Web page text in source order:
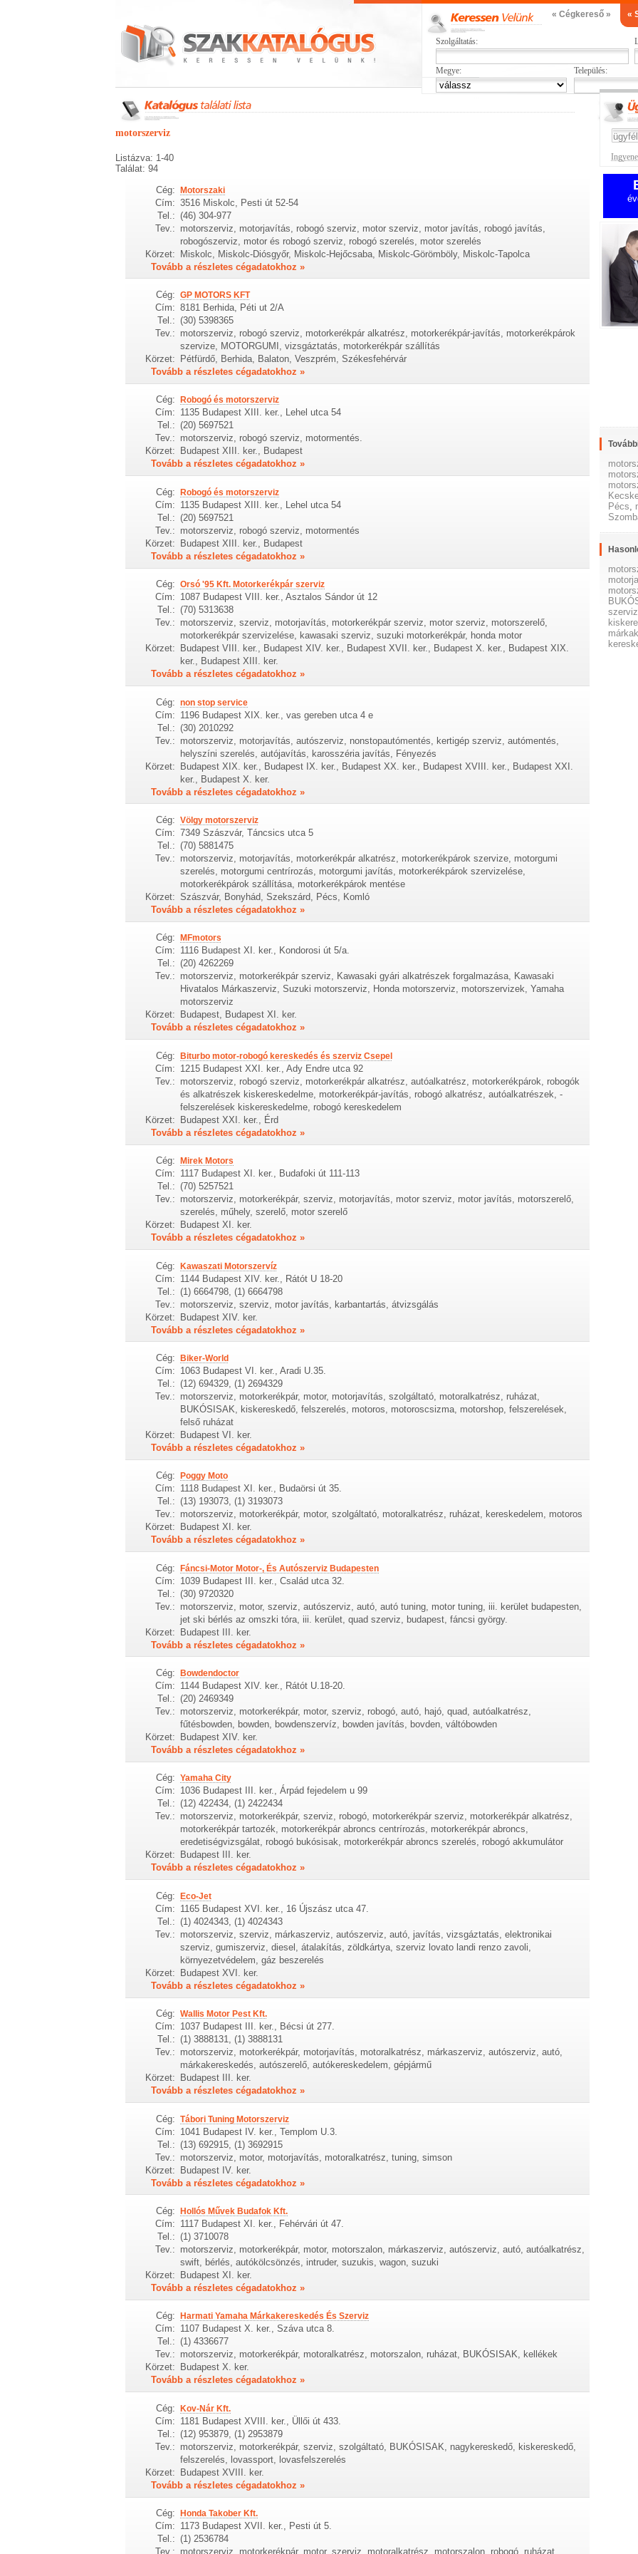
« Cégkereső » «
Szolgáltatás:
Megye: Település:
motorszerviz
Listázva: 1-40
Találat: 94
Cég: Motorszaki
Cím: 3516 Miskolc, Pesti út 52-54
Tel.: (46) 304-977
Tev.: motorszerviz, motorjavítás, robogó szerviz, motor szerviz, motor javítás, robogó javítás,
robogószerviz, motor és robogó szerviz, robogó szerelés, motor szerelés
Körzet: Miskolc, Miskolc-Diósgyőr, Miskolc-Hejőcsaba, Miskolc-Görömböly, Miskolc-Tapolca
Tovább a részletes cégadatokhoz »
Cég: GP MOTORS KFT
Cím: 8181 Berhida, Péti ut 2/A
Tel.: (30) 5398365
Tev.: motorszerviz, robogó szerviz, motorkerékpár alkatrész, motorkerékpár-javítás, motorkerékpárok
szervize, MOTORGUMI, vizsgáztatás, motorkerékpár szállítás
Körzet:
Pétfürdő, Berhida, Balaton, Veszprém, Székesfehérvár
Tovább a részletes cégadatokhoz »
Cég: Robogó és motorszerviz
Cím: 1135 Budapest XIII. ker., Lehel utca 54
Tel.: (20) 5697521
Tev.: motorszerviz, robogó szerviz, motormentés.
Körzet:
Budapest XIII. ker., Budapest
Tovább a részletes cégadatokhoz »
Cég: Robogó és motorszerviz
Cím: 1135 Budapest XIII. ker., Lehel utca 54
Tel.: (20) 5697521
Tev.: motorszerviz, robogó szerviz, motormentés
Körzet:
Budapest XIII. ker., Budapest
Tovább a részletes cégadatokhoz »
Cég: Orsó '95 Kft. Motorkerékpár szerviz
Cím: 1087 Budapest VIII. ker., Asztalos Sándor út 12
Tel.: (70) 5313638
Tev.: motorszerviz, szerviz, motorjavítás, motorkerékpár szerviz, motor szerviz, motorszerelő,
motorkerékpár szervizelése, kawasaki szerviz, suzuki motorkerékpár, honda motor
Körzet:
Budapest VIII. ker., Budapest XIV. ker., Budapest XVII. ker., Budapest X. ker., Budapest XIX.
ker., Budapest XIII. ker.
Tovább a részletes cégadatokhoz »
Cég: non stop service
Cím: 1196 Budapest XIX. ker., vas gereben utca 4 e
Tel.: (30) 2010292
Tev.: motorszerviz, motorjavítás, autószerviz, nonstopautómentés, kertigép szerviz, autómentés,
helyszíni szerelés, autójavítás, karosszéria javítás, Fényezés
Körzet: Budapest XIX. ker., Budapest IX. ker., Budapest XX. ker., Budapest XVIII. ker., Budapest XXI.
ker., Budapest X. ker.
Tovább a részletes cégadatokhoz »
Cég: Völgy motorszerviz
Cím: 7349 Szászvár, Táncsics utca 5
Tel.: (70) 5881475
Tev.: motorszerviz, motorjavítás, motorkerékpár alkatrész, motorkerékpárok szervize, motorgumi
szerelés, motorgumi centrírozás, motorgumi javítás, motorkerékpárok szervizelése,
motorkerékpárok szállítása, motorkerékpárok mentése
Körzet: Szászvár, Bonyhád, Szekszárd, Pécs, Komló
Tovább a részletes cégadatokhoz »
Cég: MFmotors
Cím: 1116 Budapest XI. ker., Kondorosi út 5/a.
Tel.: (20) 4262269
Tev.: motorszerviz, motorkerékpár szerviz, Kawasaki gyári alkatrészek forgalmazása, Kawasaki
Hivatalos Márkaszerviz, Suzuki motorszerviz, Honda motorszerviz, motorszervizek, Yamaha
motorszerviz
Körzet:
Budapest, Budapest XI. ker.
Tovább a részletes cégadatokhoz »
Cég: Biturbo motor-robogó kereskedés és szerviz Csepel
Cím: 1215 Budapest XXI. ker., Ady Endre utca 92
Tev.: motorszerviz, robogó szerviz, motorkerékpár alkatrész, autóalkatrész, motorkerékpárok, robogók
és alkatrészek kiskereskedelme, motorkerékpár-javítás, robogó alkatrész, autóalkatrészek, -
felszerelések kiskereskedelme, robogó kereskedelem
Körzet: Budapest XXI. ker., Érd
Tovább a részletes cégadatokhoz »
Cég: Mirek Motors
Cím: 1117 Budapest XI. ker., Budafoki út 111-113
Tel.: (70) 5257521
Tev.: motorszerviz, motorkerékpár, szerviz, motorjavítás, motor szerviz, motor javítás, motorszerelő,
szerelés, műhely, szerelő, motor szerelő
Körzet:
Budapest XI. ker.
Tovább a részletes cégadatokhoz »
Cég: Kawaszati Motorszervíz
Cím: 1144 Budapest XIV. ker., Rátót U 18-20
Tel.: (1) 6664798, (1) 6664798
Tev.: motorszerviz, szerviz, motor javítás, karbantartás, átvizsgálás
Körzet: Budapest XIV. ker.
Tovább a részletes cégadatokhoz »
Cég: Biker-World
Cím: 1063 Budapest VI. ker., Aradi U.35.
Tel.: (12) 694329, (1) 2694329
Tev.: motorszerviz, motorkerékpár, motor, motorjavítás, szolgáltató, motoralkatrész, ruházat,
BUKÓSISAK, kiskereskedő, felszerelés, motoros, motoroscsizma, motorshop, felszerelések,
felső ruházat
Körzet:
Budapest VI. ker.
Tovább a részletes cégadatokhoz »
Cég: Poggy Moto
Cím: 1118 Budapest XI. ker., Budaörsi út 35.
Tel.: (13) 193073, (1) 3193073
Tev.: motorszerviz, motorkerékpár, motor, szolgáltató, motoralkatrész, ruházat, kereskedelem, motoros
Körzet:
Budapest XI. ker.
Tovább a részletes cégadatokhoz »
Cég: Fáncsi-Motor Motor-, És Autószerviz Budapesten
Cím: 1039 Budapest III. ker., Család utca 32.
Tel.: (30) 9720320
Tev.: motorszerviz, motor, szerviz, autószerviz, autó, autó tuning, motor tuning, iii. kerület budapesten,
jet ski bérlés az omszki tóra, iii. kerület, quad szerviz, budapest, fáncsi györgy.
Körzet: Budapest III. ker.
Tovább a részletes cégadatokhoz »
Cég: Bowdendoctor
Cím: 1144 Budapest XIV. ker., Rátót U.18-20.
Tel.: (20) 2469349
Tev.: motorszerviz, motorkerékpár, motor, szerviz, robogó, autó, hajó, quad, autóalkatrész,
fűtésbowden, bowden, bowdenszervíz, bowden javítás, bovden, váltóbowden
Körzet:
Budapest XIV. ker.
Tovább a részletes cégadatokhoz »
Cég: Yamaha City
Cím: 1036 Budapest III. ker., Árpád fejedelem u 99
Tel.: (12) 422434, (1) 2422434
Tev.: motorszerviz, motorkerékpár, szerviz, robogó, motorkerékpár szerviz, motorkerékpár alkatrész,
motorkerékpár tartozék, motorkerékpár abroncs centrírozás, motorkerékpár abroncs,
eredetiségvizsgálat, robogó bukósisak, motorkerékpár abroncs szerelés, robogó akkumulátor
Körzet:
Budapest III. ker.
Tovább a részletes cégadatokhoz »
Cég: Eco-Jet
Cím: 1165 Budapest XVI. ker., 16 Újszász utca 47.
Tel.: (1) 4024343, (1) 4024343
Tev.: motorszerviz, szerviz, márkaszerviz, autószerviz, autó, javítás, vizsgáztatás, elektronikai
szerviz, gumiszerviz, diesel, átalakítás, zöldkártya, szerviz lovato landi renzo zavoli,
környezetvédelem, gáz beszerelés
Körzet:
Budapest XVI. ker.
Tovább a részletes cégadatokhoz »
Cég: Wallis Motor Pest Kft.
Cím: 1037 Budapest III. ker., Bécsi út 277.
Tel.: (1) 3888131, (1) 3888131
Tev.: motorszerviz, motorkerékpár, motorjavítás, motoralkatrész, márkaszerviz, autószerviz, autó,
márkakereskedés, autószerelő, autókereskedelem, gépjármű
Körzet:
Budapest III. ker.
Tovább a részletes cégadatokhoz »
Cég: Tábori Tuning Motorszerviz
Cím: 1041 Budapest IV. ker., Templom U.3.
Tel.: (13) 692915, (1) 3692915
Tev.: motorszerviz, motor, motorjavítás, motoralkatrész, tuning, simson
Körzet: Budapest IV. ker.
Tovább a részletes cégadatokhoz »
Cég: Hollós Művek Budafok Kft.
Cím: 1117 Budapest XI. ker., Fehérvári út 47.
Tel.: (1) 3710078
Tev.: motorszerviz, motorkerékpár, motor, motorszalon, márkaszerviz, autószerviz, autó, autóalkatrész,
swift, bérlés, autókölcsönzés, intruder, suzukis, wagon, suzuki
Körzet:
Budapest XI. ker.
Tovább a részletes cégadatokhoz »
Cég: Harmati Yamaha Márkakereskedés És Szerviz
Cím: 1107 Budapest X. ker., Száva utca 8.
Tel.: (1) 4336677
Tev.: motorszerviz, motorkerékpár, motoralkatrész, motorszalon, ruházat, BUKÓSISAK, kellékek
Körzet:
Budapest X. ker.
Tovább a részletes cégadatokhoz »
Cég: Kov-Nár Kft.
Cím: 1181 Budapest XVIII. ker., Üllői út 433.
Tel.: (12) 953879, (1) 2953879
Tev.: motorszerviz, motorkerékpár, szerviz, szolgáltató, BUKÓSISAK, nagykereskedő, kiskereskedő,
felszerelés, lovassport, lovasfelszerelés
Körzet:
Budapest XVIII. ker.
Tovább a részletes cégadatokhoz »
Cég: Honda Takober Kft.
Cím: 1173 Budapest XVII. ker., Pesti út 5.
Tel.: (1) 2536784
Tev.: motorszerviz, motorkerékpár, motor, szerviz, motoralkatrész, motorszalon, robogó, ruházat,
Pécs,
szerviz